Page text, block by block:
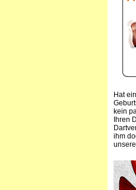
Hat
kein
Ihren
ihm